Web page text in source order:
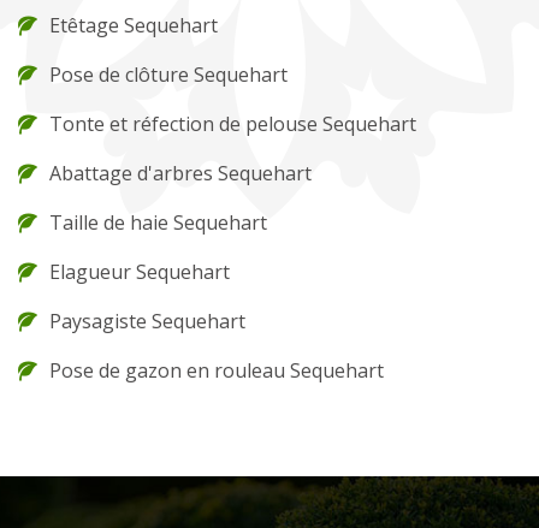
Etêtage Sequehart
Pose de clôture Sequehart
Tonte et réfection de pelouse Sequehart
Abattage d'arbres Sequehart
Taille de haie Sequehart
Elagueur Sequehart
Paysagiste Sequehart
Pose de gazon en rouleau Sequehart